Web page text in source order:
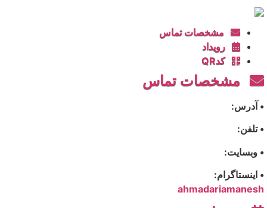
مشخصات تماس
رویداد
کدQR
مشخصات تماس
• آدرس:
• تلفن:
• وبسایت:
• اینستاگرام:
ahmadariamanesh